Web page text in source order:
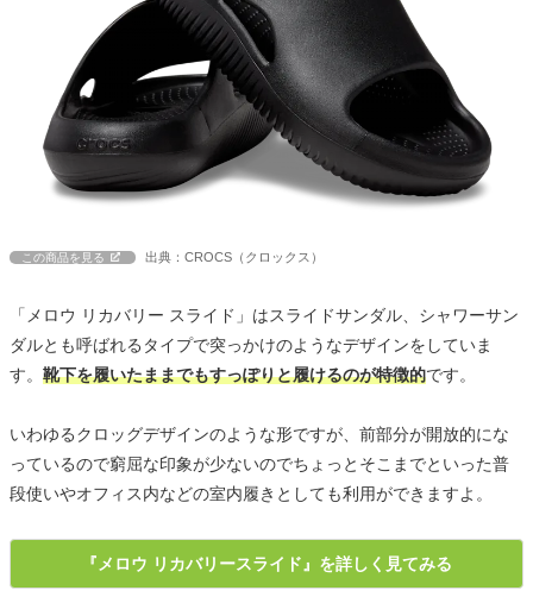
この商品を見る 出典：CROCS（クロックス）
「メロウ リカバリー スライド」はスライドサンダル、シャワーサン
ダルとも呼ばれるタイプで突っかけのようなデザインをしていま
す。 靴下を履いたままでもすっぽりと履けるのが特徴的です。
いわゆるクロッグデザインのような形ですが、前部分が開放的にな
っているので窮屈な印象が少ないのでちょっとそこまでといった普
段使いやオフィス内などの室内履きとしても利用ができますよ。
『メロウ リカバリースライド』を詳しく見てみる